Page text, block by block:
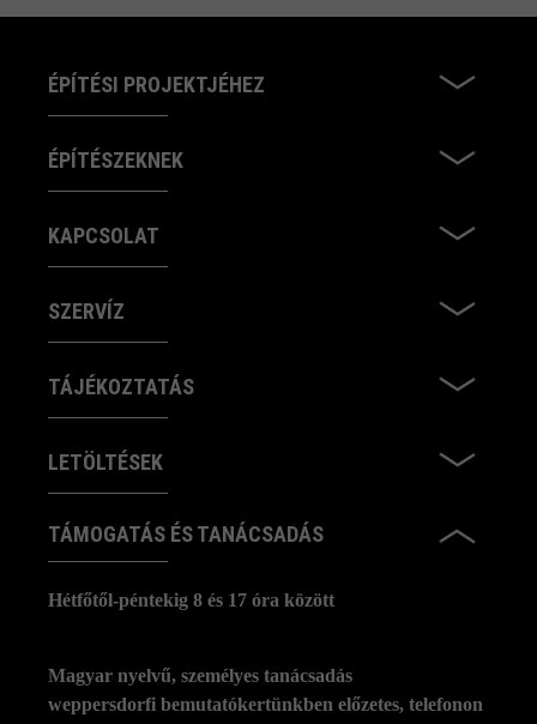
ÉPÍTÉSI PROJEKTJÉHEZ
ÉPÍTÉSZEKNEK
KAPCSOLAT
SZERVÍZ
TÁJÉKOZTATÁS
LETÖLTÉSEK
TÁMOGATÁS ÉS TANÁCSADÁS
Hétfőtől-péntekig 8 és 17 óra között
Magyar nyelvű, személyes tanácsadás
weppersdorfi bemutatókertünkben előzetes, telefonon